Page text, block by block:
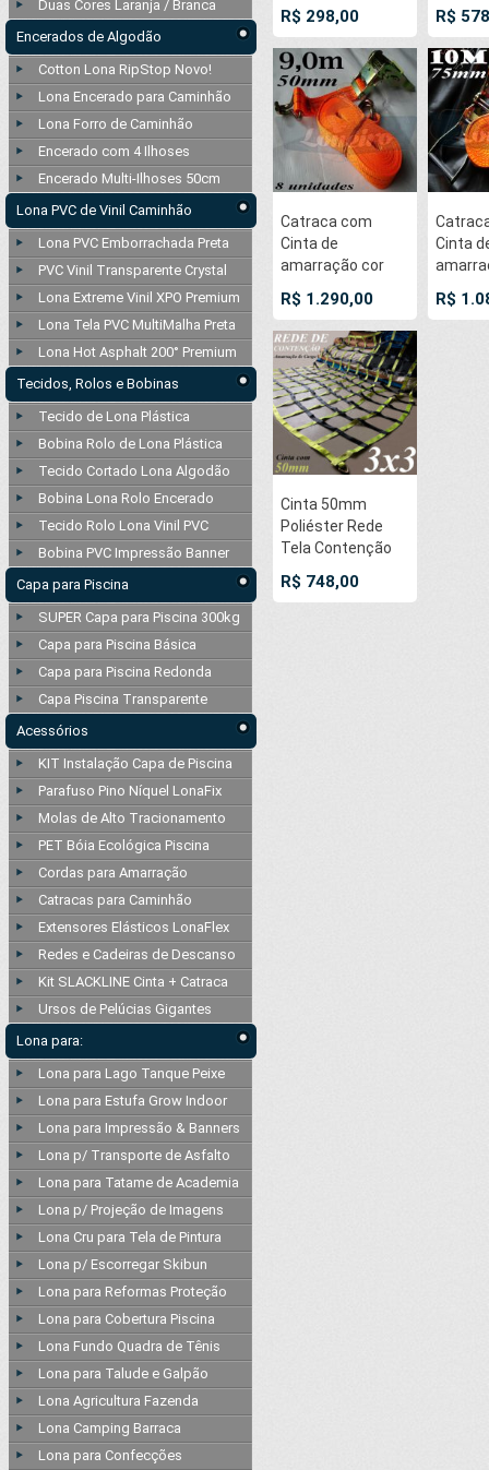
Duas Cores Laranja / Branca
Encerados de Algodão
Cotton Lona RipStop Novo!
Lona Encerado para Caminhão
Lona Forro de Caminhão
Encerado com 4 Ilhoses
Encerado Multi-Ilhoses 50cm
Lona PVC de Vinil Caminhão
Lona PVC Emborrachada Preta
PVC Vinil Transparente Crystal
Lona Extreme Vinil XPO Premium
Lona Tela PVC MultiMalha Preta
Lona Hot Asphalt 200° Premium
Tecidos, Rolos e Bobinas
Tecido de Lona Plástica
Bobina Rolo de Lona Plástica
Tecido Cortado Lona Algodão
Bobina Lona Rolo Encerado
Tecido Rolo Lona Vinil PVC
Bobina PVC Impressão Banner
Capa para Piscina
SUPER Capa para Piscina 300kg
Capa para Piscina Básica
Capa para Piscina Redonda
Capa Piscina Transparente
Acessórios
KIT Instalação Capa de Piscina
Parafuso Pino Níquel LonaFix
Molas de Alto Tracionamento
PET Bóia Ecológica Piscina
Cordas para Amarração
Catracas para Caminhão
Extensores Elásticos LonaFlex
Redes e Cadeiras de Descanso
Kit SLACKLINE Cinta + Catraca
Ursos de Pelúcias Gigantes
Lona para:
Lona para Lago Tanque Peixe
Lona para Estufa Grow Indoor
Lona para Impressão & Banners
Lona p/ Transporte de Asfalto
Lona para Tatame de Academia
Lona p/ Projeção de Imagens
Lona Cru para Tela de Pintura
Lona p/ Escorregar Skibun
Lona para Reformas Proteção
Lona para Cobertura Piscina
Lona Fundo Quadra de Tênis
Lona para Talude e Galpão
Lona Agricultura Fazenda
Lona Camping Barraca
Lona para Confecções
7,5 metros para
800 kg/força cada
- 5 unidades
R$ 298,00
7,5
800kg/
- 10
R$
Catraca com
Cinta de
amarração cor
9,0 metros para
3000kg/força
cada - Kit com 8
unidades
R$ 1.290,00
Cinta
10,0
R$
Cinta 50mm
Poliéster Rede
Tela Contenção
Malha 25x25cm
R$ 748,00